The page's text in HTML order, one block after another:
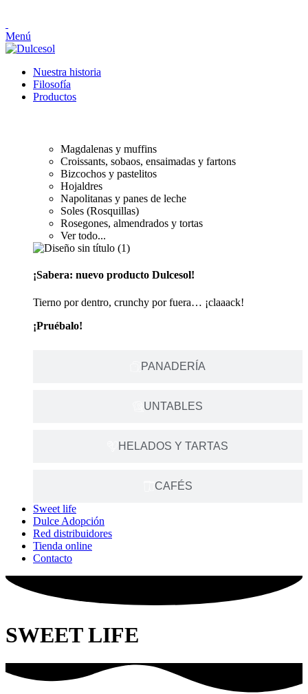
Menú
Nuestra historia
Filosofía
Productos
PANADERÍA
UNTABLES
HELADOS Y TARTAS
CAFÉS
Magdalenas y muffins
Croissants, sobaos, ensaimadas y fartons
Bizcochos y pastelitos
Hojaldres
Napolitanas y panes de leche
Soles (Rosquillas)
Rosegones, almendrados y tortas
Ver todo...
¡Sabera: nuevo producto Dulcesol!
Tierno por dentro, crunchy por fuera… ¡claaack!
¡Pruébalo!
Sweet life
Dulce Adopción
Red distribuidores
Tienda online
Contacto
SWEET LIFE